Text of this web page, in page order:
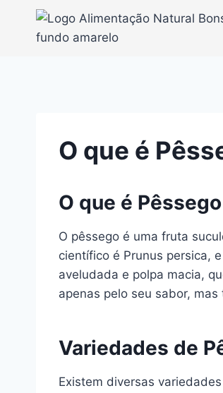
O que é
O que é Pêssego
O pêssego é uma fruta
científico é Prunus persica,
aveludada e polpa macia,
apenas pelo seu sabor,
Variedades de
Existem diversas